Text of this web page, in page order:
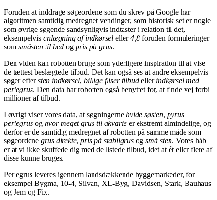
Foruden at inddrage søgeordene som du skrev på Google har
algoritmen samtidig medregnet vendinger, som historisk set er nogle
som øvrige søgende sandsynligvis indtaster i relation til det,
eksempelvis anlægning af indkørsel eller4,8 foruden formuleringer
som småsten til bed og pris på grus.
Den viden kan robotten bruge som yderligere inspiration til at vise
de tættest beslægtede tilbud. Det kan også ses at andre eksempelvis
søger eftersten indkørsel, billige fliser tilbud eller indkørsel med
perlegrus. Den data har robotten også benyttet for, at finde vej forbi
millioner af tilbud.
I øvrigt viser vores data, at søgningerne hvide søsten, pyrus
perlegrus og hvor meget grus til akvarie er ekstremt almindelige, og
derfor er de samtidig medregnet af robotten på samme måde som
søgeordene grus direkte, pris på stabilgrus og små sten. Vores håb
er at vi ikke skuffede dig med de listede tilbud, idet at ét eller flere af
disse kunne bruges.
Perlegrus leveres igennem landsdækkende byggemarkeder, for
eksempel Bygma, 10-4, Silvan, XL-Byg, Davidsen, Stark, Bauhaus
og Jem og Fix.